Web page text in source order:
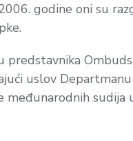
godine oni su
predstavnika
uslov
međunarodnih sudija